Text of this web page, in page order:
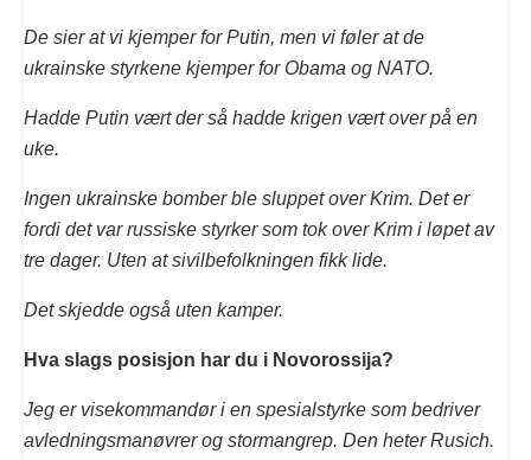
De sier at vi kjemper for Putin, men vi føler at de
ukrainske styrkene kjemper for Obama og NATO.
Hadde Putin vært der så hadde krigen vært over på en
uke.
Ingen ukrainske bomber ble sluppet over Krim. Det er
fordi det var russiske styrker som tok over Krim i løpet av
tre dager. Uten at sivilbefolkningen fikk lide.
Det skjedde også uten kamper.
Hva slags posisjon har du i Novorossija?
Jeg er visekommandør i en spesialstyrke som bedriver
avledningsmanøvrer og stormangrep. Den heter Rusich.